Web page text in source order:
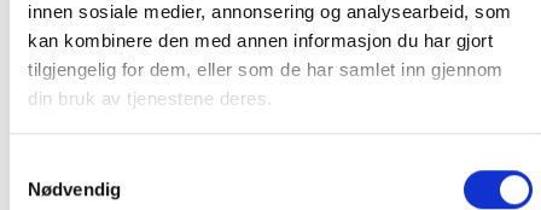
innen sosiale medier, annonsering og analysearbeid, som
kan kombinere den med annen informasjon du har gjort
tilgjengelig for dem, eller som de har samlet inn gjennom
din bruk av tjenestene deres.
Nødvendig
Levering på nærmeste post i butikk.
Maksmål: 35 kg / 120 x 60 x 60 cm
mulig for skade under transport.
Noen produkter selges kun i